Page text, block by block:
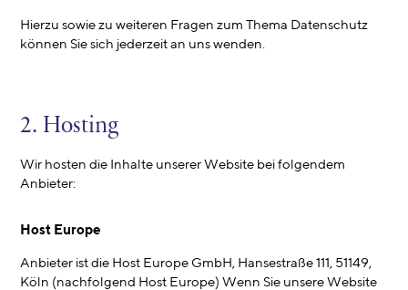
Hierzu sowie zu weiteren Fragen zum Thema Datenschutz
können Sie sich jederzeit an uns wenden.
2. Hosting
Wir hosten die Inhalte unserer Website bei folgendem
Anbieter:
Host Europe
Anbieter ist die Host Europe GmbH, Hansestraße 111, 51149,
Köln (nachfolgend Host Europe) Wenn Sie unsere Website